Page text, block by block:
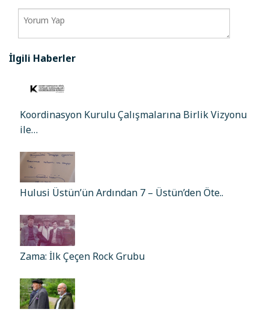
İlgili Haberler
Koordinasyon Kurulu Çalışmalarına Birlik Vizyonu
ile…
Hulusi Üstün’ün Ardından 7 – Üstün’den Öte..
Zama: İlk Çeçen Rock Grubu